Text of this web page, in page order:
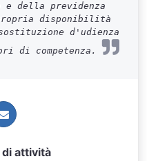
della previdenza
disponibilità
d'udienza
di competenza.
attività